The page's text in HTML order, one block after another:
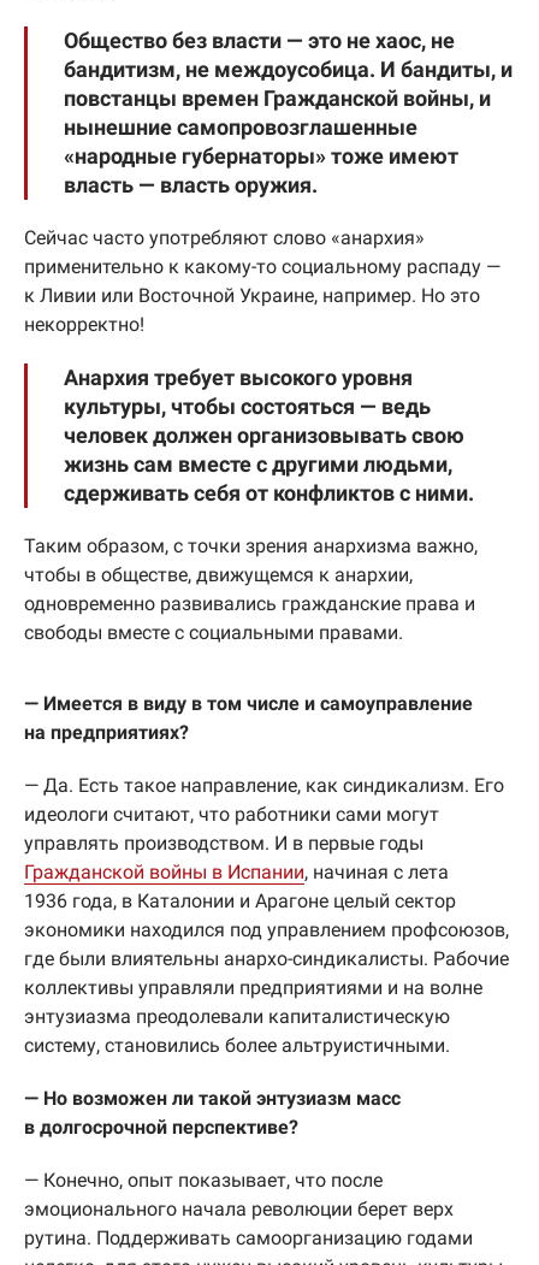
Общество без власти — это не хаос, не
бандитизм, не междоусобица. И бандиты, и
повстанцы времен Гражданской войны, и
нынешние самопровозглашенные
«народные губернаторы» тоже имеют
власть — власть оружия.
Сейчас часто употребляют слово «анархия»
применительно к какому-то социальному распаду —
к Ливии или Восточной Украине, например. Но это
некорректно!
Анархия требует высокого уровня
культуры, чтобы состояться — ведь
человек должен организовывать свою
жизнь сам вместе с другими людьми,
сдерживать себя от конфликтов с ними.
Таким образом, с точки зрения анархизма важно,
чтобы в обществе, движущемся к анархии,
одновременно развивались гражданские права и
свободы вместе с социальными правами.
— Имеется в виду в том числе и самоуправление
на предприятиях?
— Да. Есть такое направление, как синдикализм. Его
идеологи считают, что работники сами могут
управлять производством. И в первые годы
Гражданской войны в Испании, начиная с лета
1936 года, в Каталонии и Арагоне целый сектор
экономики находился под управлением профсоюзов,
где были влиятельны анархо-синдикалисты. Рабочие
коллективы управляли предприятиями и на волне
энтузиазма преодолевали капиталистическую
систему, становились более альтруистичными.
— Но возможен ли такой энтузиазм масс
в долгосрочной перспективе?
— Конечно, опыт показывает, что после
эмоционального начала революции берет верх
рутина. Поддерживать самоорганизацию годами